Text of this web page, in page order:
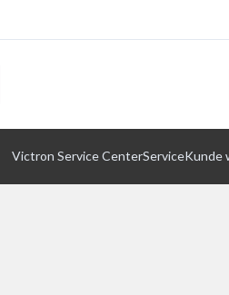
Victron Service CenterServiceKunde